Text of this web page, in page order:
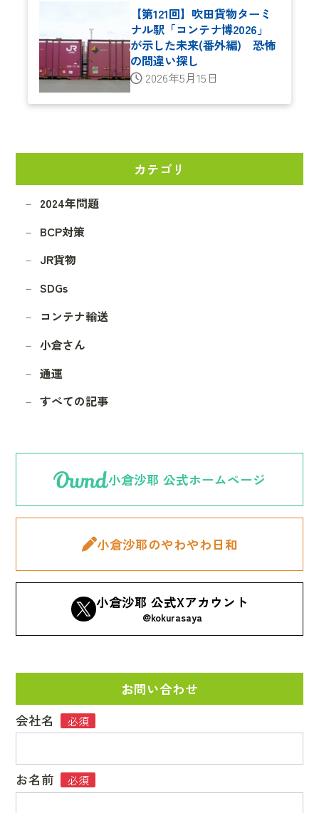
【第121回】吹田貨物ターミ
ナル駅「コンテナ博2026」
が示した未来(番外編) 恐怖
の間違い探し
2026年5月15日
カテゴリ
2024年問題
BCP対策
JR貨物
SDGs
コンテナ輸送
小倉さん
通運
すべての記事
小倉沙耶 公式ホームページ
小倉沙耶のやわやわ日和
小倉沙耶 公式Xアカウント
@kokurasaya
お問い合わせ
会社名
必須
お名前 必須